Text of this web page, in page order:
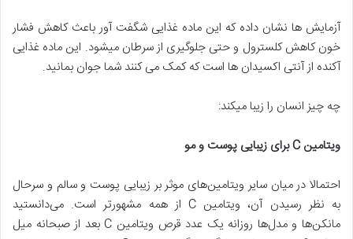
آزمایش ها نشان داده که این ماده غذایی شگفت آور باعث کاهش فشار
خون کاهش کلسترول و حتی جلوگیری از سرطان میشود. این ماده غذایی
آکنده از آنتی اکسیدان ها است که کمک می کنند شما جوان بمانید.
چه چیز انسان را زیبا میکند:
ویتامینC برای زیبایی پوست و مو
احتمالا در میان سایر ویتامین‌های موثر بر زیبایی پوست و سالم و سرحال
به نظر رسیدن آن، ویتامین C از همه مشهورتر است. می‌دانستید
مانکن‌ها و مدل‌ها روزانه یک عدد قرص ویتامین C بعد از صبحانه میل